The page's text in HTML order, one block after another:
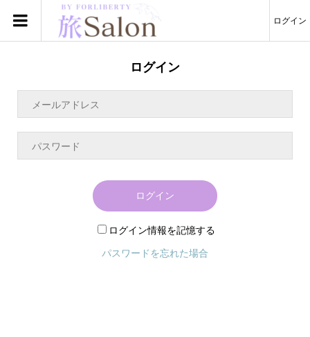
ログイン
ログイン
ログイン
ログイン情報を記憶する
パスワードを忘れた場合